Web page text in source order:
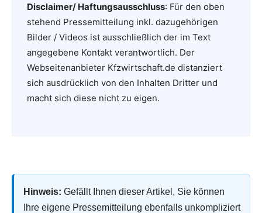
Disclaimer/ Haftungsausschluss: Für den oben
stehend Pressemitteilung inkl. dazugehörigen
Bilder / Videos ist ausschließlich der im Text
angegebene Kontakt verantwortlich. Der
Webseitenanbieter Kfzwirtschaft.de distanziert
sich ausdrücklich von den Inhalten Dritter und
macht sich diese nicht zu eigen.
Hinweis: Gefällt Ihnen dieser Artikel, Sie können
Ihre eigene Pressemitteilung ebenfalls unkompliziert